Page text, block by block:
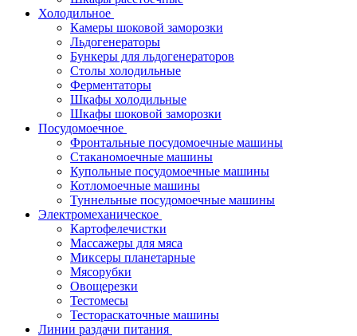
Холодильное
Камеры шоковой заморозки
Льдогенераторы
Бункеры для льдогенераторов
Столы холодильные
Ферментаторы
Шкафы холодильные
Шкафы шоковой заморозки
Посудомоечное
Фронтальные посудомоечные машины
Стаканомоечные машины
Купольные посудомоечные машины
Котломоечные машины
Туннельные посудомоечные машины
Электромеханическое
Картофелечистки
Массажеры для мяса
Миксеры планетарные
Мясорубки
Овощерезки
Тестомесы
Тестораскаточные машины
Линии раздачи питания